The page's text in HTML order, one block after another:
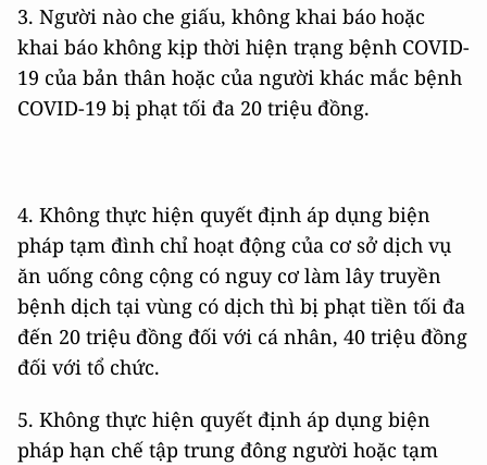
3. Người nào che giấu, không khai báo hoặc
khai báo không kịp thời hiện trạng bệnh COVID-
19 của bản thân hoặc của người khác mắc bệnh
COVID-19 bị phạt tối đa 20 triệu đồng.
4. Không thực hiện quyết định áp dụng biện
pháp tạm đình chỉ hoạt động của cơ sở dịch vụ
ăn uống công cộng có nguy cơ làm lây truyền
bệnh dịch tại vùng có dịch thì bị phạt tiền tối đa
đến 20 triệu đồng đối với cá nhân, 40 triệu đồng
đối với tổ chức.
5. Không thực hiện quyết định áp dụng biện
pháp hạn chế tập trung đông người hoặc tạm